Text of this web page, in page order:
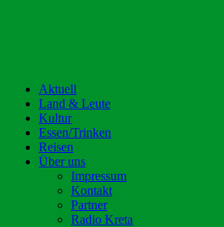
Aktuell
Land & Leute
Kultur
Essen/Trinken
Reisen
Über uns
Impressum
Kontakt
Partner
Radio Kreta